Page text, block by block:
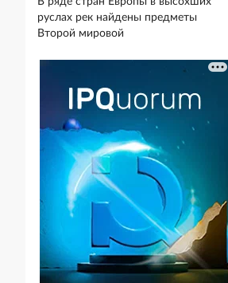
руслах рек найдены предметы
Второй мировой